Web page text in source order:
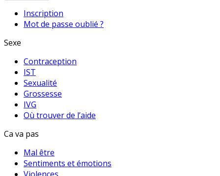
Inscription
Mot de passe oublié ?
Sexe
Contraception
IST
Sexualité
Grossesse
IVG
Où trouver de l’aide
Ca va pas
Mal être
Sentiments et émotions